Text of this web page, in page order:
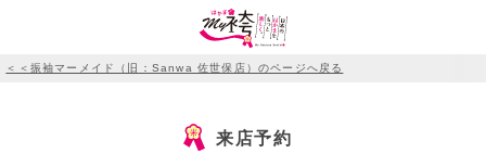
＜＜振袖マーメイド（旧：Sanwa 佐世保店）のページへ戻る
来店予約